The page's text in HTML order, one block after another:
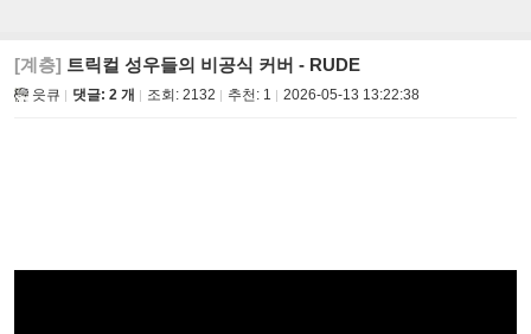
[계층] 트릭컬 성우들의 비공식 커버 - RUDE
읏큐 댓글: 2 개 조회: 2132 추천: 1 2026-05-13 13:22:38